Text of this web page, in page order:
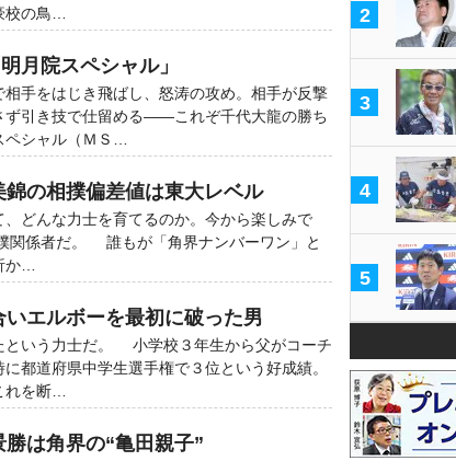
校の鳥…
月院スペシャル」
手をはじき飛ばし、怒涛の攻め。相手が反撃
ず引き技で仕留める――これぞ千代大龍の勝ち
シャル（ＭＳ…
の相撲偏差値は東大レベル
、どんな力士を育てるのか。今から楽しみで
係者だ。 誰もが「角界ナンバーワン」と
か…
エルボーを最初に破った男
いう力士だ。 小学校３年生から父がコーチ
都道府県中学生選手権で３位という好成績。
れを断…
は角界の“亀田親子”
2
3
4
5